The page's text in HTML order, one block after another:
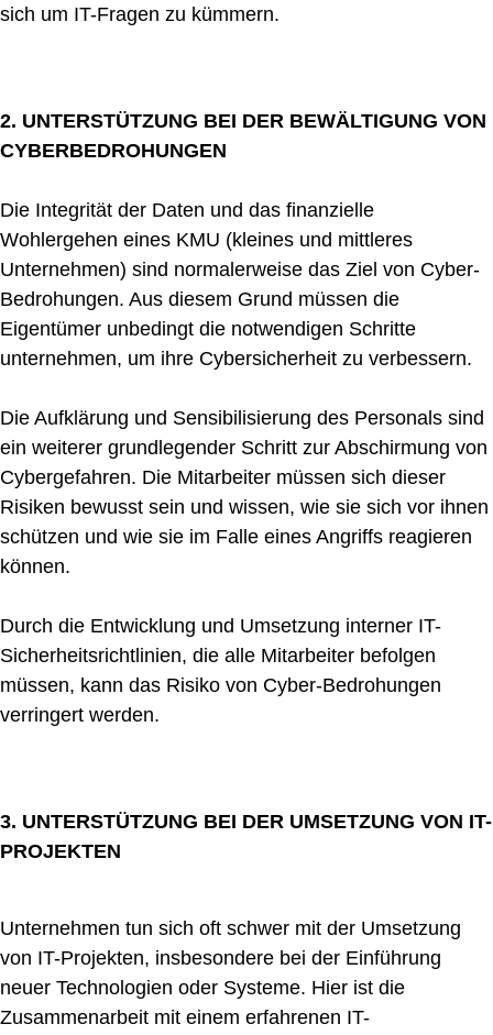
sich um IT-Fragen zu kümmern.
2. UNTERSTÜTZUNG BEI DER BEWÄLTIGUNG VON
CYBERBEDROHUNGEN
Die Integrität der Daten und das finanzielle
Wohlergehen eines KMU (kleines und mittleres
Unternehmen) sind normalerweise das Ziel von Cyber-
Bedrohungen. Aus diesem Grund müssen die
Eigentümer unbedingt die notwendigen Schritte
unternehmen, um ihre Cybersicherheit zu verbessern.
Die Aufklärung und Sensibilisierung des Personals sind
ein weiterer grundlegender Schritt zur Abschirmung von
Cybergefahren. Die Mitarbeiter müssen sich dieser
Risiken bewusst sein und wissen, wie sie sich vor ihnen
schützen und wie sie im Falle eines Angriffs reagieren
können.
Durch die Entwicklung und Umsetzung interner IT-
Sicherheitsrichtlinien, die alle Mitarbeiter befolgen
müssen, kann das Risiko von Cyber-Bedrohungen
verringert werden.
3. UNTERSTÜTZUNG BEI DER UMSETZUNG VON IT-
PROJEKTEN
Unternehmen tun sich oft schwer mit der Umsetzung
von IT-Projekten, insbesondere bei der Einführung
neuer Technologien oder Systeme. Hier ist die
Zusammenarbeit mit einem erfahrenen IT-